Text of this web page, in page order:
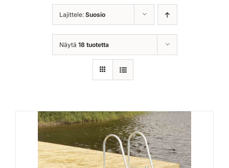
Valmistajat
Rahoitus
Lajittele: Suosio
Näytä 18 tuotetta